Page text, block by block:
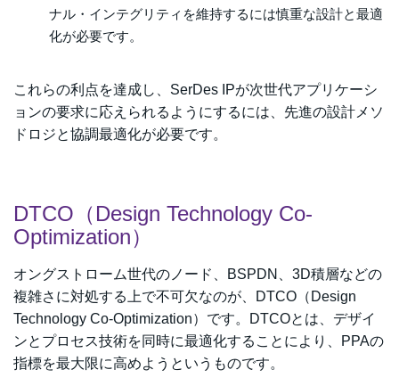
ナル・インテグリティを維持するには慎重な設計と最適
化が必要です。
これらの利点を達成し、SerDes IPが次世代アプリケーシ
ョンの要求に応えられるようにするには、先進の設計メソ
ドロジと協調最適化が必要です。
DTCO（Design Technology Co-
Optimization）
オングストローム世代のノード、BSPDN、3D積層などの
複雑さに対処する上で不可欠なのが、DTCO（Design
Technology Co-Optimization）です。DTCOとは、デザイ
ンとプロセス技術を同時に最適化することにより、PPAの
指標を最大限に高めようというものです。